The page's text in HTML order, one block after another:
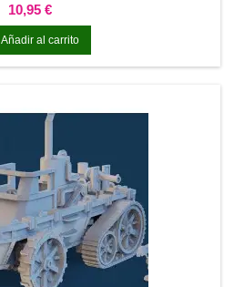
Precio
10,95 €
Añadir al carrito